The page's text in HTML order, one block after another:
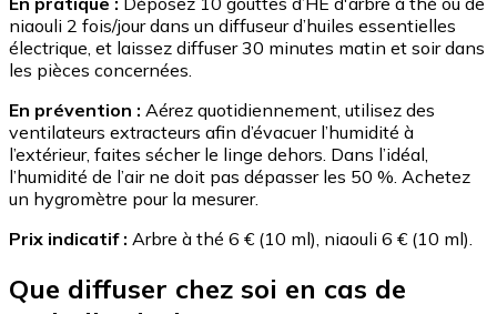
niaouli 2 fois/jour dans un diffuseur d’huiles essentielles
électrique, et laissez diffuser 30 minutes matin et soir dans
les pièces concernées.
En prévention : Aérez quotidiennement, utilisez des
ventilateurs extracteurs afin d’évacuer l’humidité à
l’extérieur, faites sécher le linge dehors. Dans l’idéal,
l’humidité de l’air ne doit pas dépasser les 50 %. Achetez
un hygromètre pour la mesurer.
Prix indicatif : Arbre à thé 6 € (10 ml), niaouli 6 € (10 ml).
Que diffuser chez soi en cas de